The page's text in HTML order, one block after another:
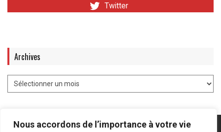
Nous accordons de l’importance à votre vie
Twitter
Archives